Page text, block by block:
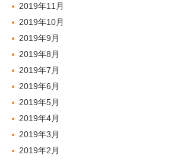
2019年11月
2019年10月
2019年9月
2019年8月
2019年7月
2019年6月
2019年5月
2019年4月
2019年3月
2019年2月